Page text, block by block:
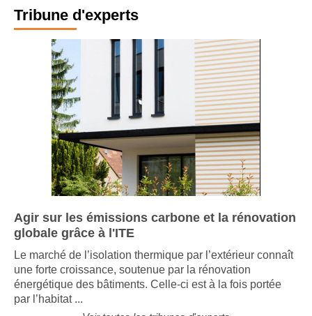
Tribune d'experts
Agir sur les émissions carbone et la rénovation
globale grâce à l'ITE
Le marché de l’isolation thermique par l’extérieur connaît
une forte croissance, soutenue par la rénovation
énergétique des bâtiments. Celle-ci est à la fois portée
par l’habitat ...